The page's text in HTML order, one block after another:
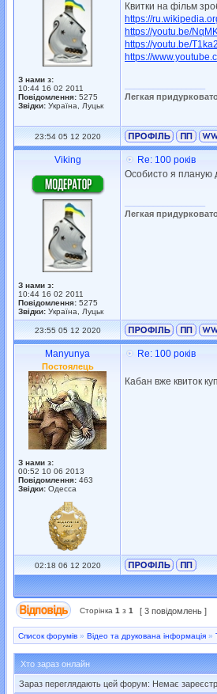
З нами з:
10:44 16 02 2011
Повідомлення: 5275
Звідки: Україна, Луцьк
Квитки на фільм
https://
https://youtu.be/
https://youtu.be/
https://
Легкая
23:54 05 12 2020
Viking
З нами з:
10:44 16 02 2011
Повідомлення: 5275
Звідки: Україна, Луцьк
Re: 100 років
Особисто я планую
Легкая
23:55 05 12 2020
Manyunya
Постоялець
З нами з:
00:52 10 06 2013
Повідомлення: 463
Звідки: Одесса
Re: 100 років
Кабан вже квиток
02:18 06 12 2020
Сторінка 1 з 1 [ 3 повідомлень ]
Список форумів » Відео та друкована інформація »
Хто зараз онлайн
Зараз переглядають цей форум: Немає